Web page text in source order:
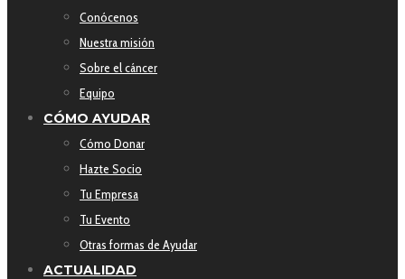
Conócenos
Nuestra misión
Sobre el cáncer
Equipo
CÓMO AYUDAR
Cómo Donar
Hazte Socio
Tu Empresa
Tu Evento
Otras formas de Ayudar
ACTUALIDAD